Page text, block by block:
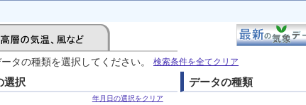
タの種類を選択してください。 検索条件を全てクリア
選択
年月日の選択をクリア
データの種類